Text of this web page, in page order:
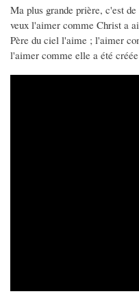
Ma plus grande prière, c'est
veux l'aimer comme Christ a
Père du ciel l'aime ; l'aimer
l'aimer comme elle a été